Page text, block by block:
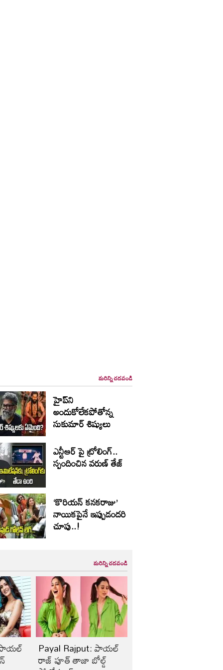
మరిన్ని చదవండి
హైప్‌ని
అందుకోలేకపోతోన్న
సుకుమార్ శిష్యులు
ఎన్టీఆర్ పై ట్రోలింగ్..
స్పందించిన వరుణ్ తేజ్
‘కొరియన్ కనకరాజు’
నాయికపైనే ఇప్పుడందరి
చూపు..!
మరిన్ని చదవండి
పాయల్ Payal Rajput: పాయల్
రాజ్ పూత్ తాజా బోల్డ్